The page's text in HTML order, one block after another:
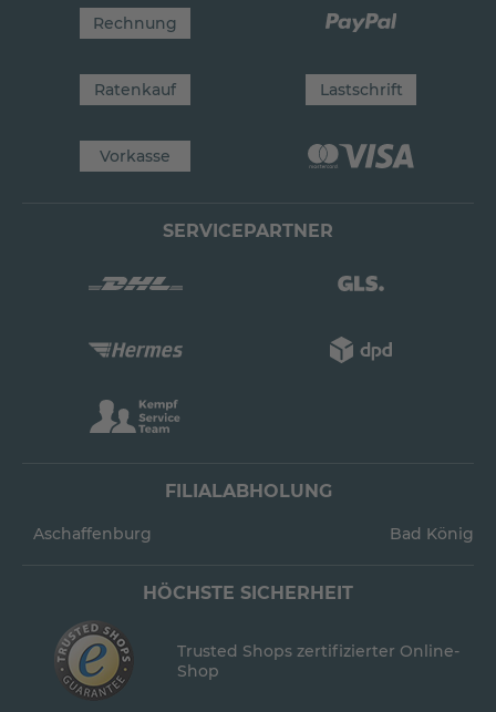
Rechnung
Ratenkauf Lastschrift
Vorkasse
SERVICEPARTNER
FILIALABHOLUNG
Aschaffenburg Bad König
HÖCHSTE SICHERHEIT
Trusted Shops zertifizierter Online-
Shop